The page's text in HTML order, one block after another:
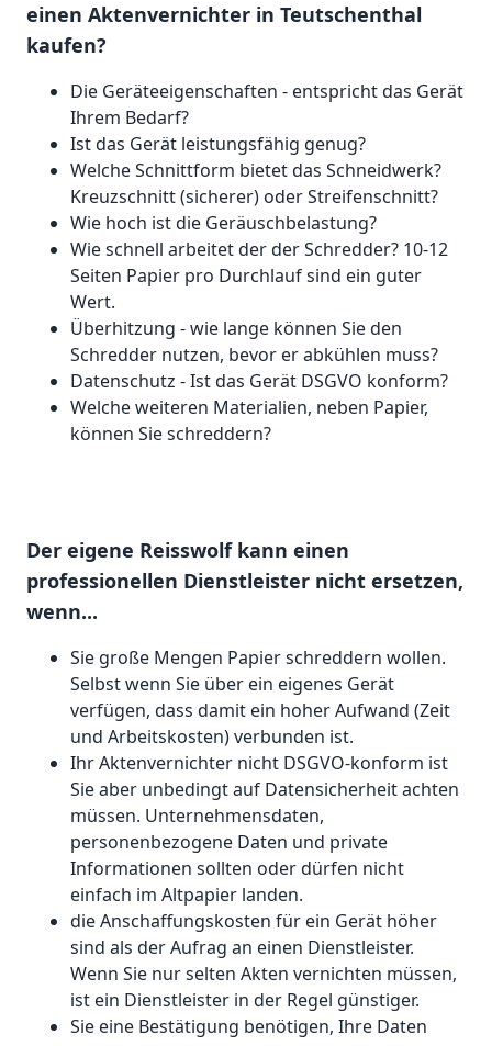
einen Aktenvernichter in Teutschenthal
kaufen?
Die Geräteeigenschaften - entspricht das Gerät
Ihrem Bedarf?
Ist das Gerät leistungsfähig genug?
Welche Schnittform bietet das Schneidwerk?
Kreuzschnitt (sicherer) oder Streifenschnitt?
Wie hoch ist die Geräuschbelastung?
Wie schnell arbeitet der der Schredder? 10-12
Seiten Papier pro Durchlauf sind ein guter
Wert.
Überhitzung - wie lange können Sie den
Schredder nutzen, bevor er abkühlen muss?
Datenschutz - Ist das Gerät DSGVO konform?
Welche weiteren Materialien, neben Papier,
können Sie schreddern?
Der eigene Reisswolf kann einen
professionellen Dienstleister nicht ersetzen,
wenn...
Sie große Mengen Papier schreddern wollen.
Selbst wenn Sie über ein eigenes Gerät
verfügen, dass damit ein hoher Aufwand (Zeit
und Arbeitskosten) verbunden ist.
Ihr Aktenvernichter nicht DSGVO-konform ist
Sie aber unbedingt auf Datensicherheit achten
müssen. Unternehmensdaten,
personenbezogene Daten und private
Informationen sollten oder dürfen nicht
einfach im Altpapier landen.
die Anschaffungskosten für ein Gerät höher
sind als der Aufrag an einen Dienstleister.
Wenn Sie nur selten Akten vernichten müssen,
ist ein Dienstleister in der Regel günstiger.
Sie eine Bestätigung benötigen, Ihre Daten